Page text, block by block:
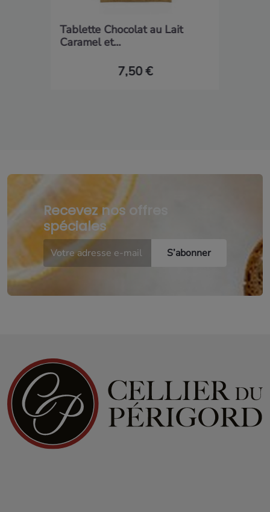
Tablette Chocolat au Lait
Caramel et...
7,50 €
Recevez nos offres
spéciales